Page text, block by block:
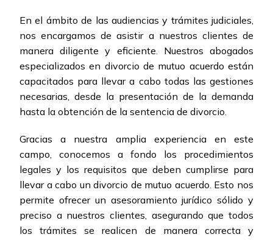
En el ámbito de las audiencias y trámites judiciales,
nos encargamos de asistir a nuestros clientes de
manera diligente y eficiente. Nuestros abogados
especializados en divorcio de mutuo acuerdo están
capacitados para llevar a cabo todas las gestiones
necesarias, desde la presentación de la demanda
hasta la obtención de la sentencia de divorcio.
Gracias a nuestra amplia experiencia en este
campo, conocemos a fondo los procedimientos
legales y los requisitos que deben cumplirse para
llevar a cabo un divorcio de mutuo acuerdo. Esto nos
permite ofrecer un asesoramiento jurídico sólido y
preciso a nuestros clientes, asegurando que todos
los trámites se realicen de manera correcta y